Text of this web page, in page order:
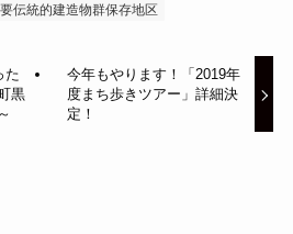
伝統的建造物群保存地区
た
黒
今年もやります！「2019年
度まち歩きツアー」詳細決
定！